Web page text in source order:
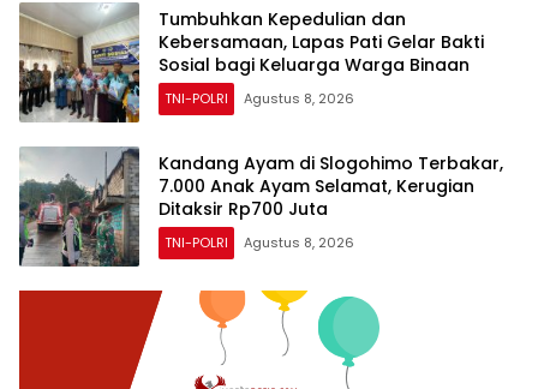
Tumbuhkan Kepedulian dan
Kebersamaan, Lapas Pati Gelar Bakti
Sosial bagi Keluarga Warga Binaan
TNI-POLRI Agustus 8, 2026
Kandang Ayam di Slogohimo Terbakar,
7.000 Anak Ayam Selamat, Kerugian
Ditaksir Rp700 Juta
TNI-POLRI Agustus 8, 2026